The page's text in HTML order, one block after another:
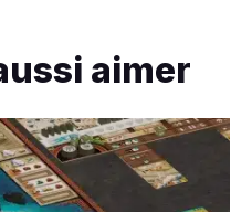
aimer